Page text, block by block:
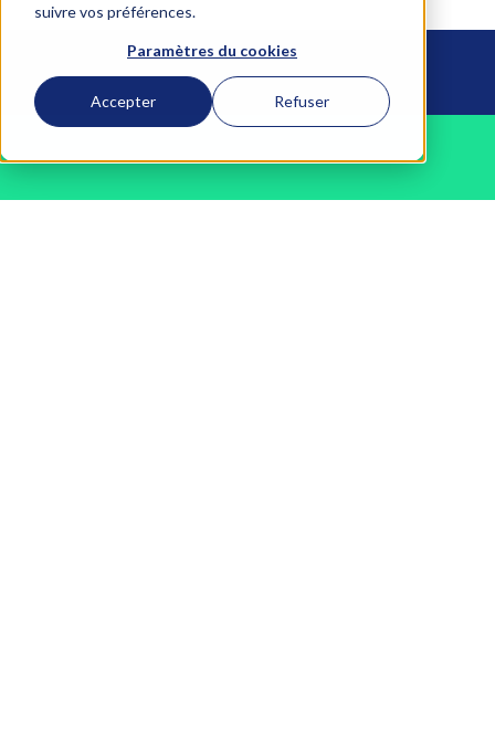
suivre vos préférences.
Paramètres du cookies
Accepter Refuser
nous pouvons recommander pour nos client
Exploration gratuite